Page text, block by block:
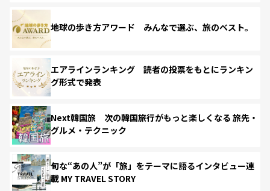
地球の歩き方アワード みんなで選ぶ、旅のベスト。
エアラインランキング 読者の投票をもとにランキン
グ形式で発表
Next韓国旅 次の韓国旅行がもっと楽しくなる 旅先・
グルメ・テクニック
旬な“あの人”が「旅」をテーマに語るインタビュー連
載 MY TRAVEL STORY